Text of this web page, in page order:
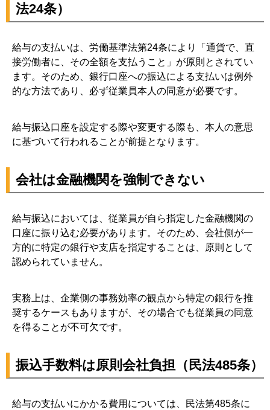
法24条）
給与の支払いは、労働基準法第24条により「通貨で、直
接労働者に、その全額を支払うこと」が原則とされてい
ます。そのため、銀行口座への振込による支払いは例外
的な方法であり、必ず従業員本人の同意が必要です。
給与振込口座を設定する際や変更する際も、本人の意思
に基づいて行われることが前提となります。
会社は金融機関を強制できない
給与振込においては、従業員が自ら指定した金融機関の
口座に振り込む必要があります。そのため、会社側が一
方的に特定の銀行や支店を指定することは、原則として
認められていません。
実務上は、企業側の事務効率の観点から特定の銀行を推
奨するケースもありますが、その場合でも従業員の同意
を得ることが不可欠です。
振込手数料は原則会社負担（民法485条）
給与の支払いにかかる費用については、民法第485条に